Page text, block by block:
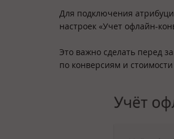
Для подключения
настроек «Учет офлайн-
Это важно сделать перед
по конверсиям и